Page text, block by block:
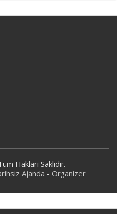
Hakları Saklıdır.
Ajanda - Organizer